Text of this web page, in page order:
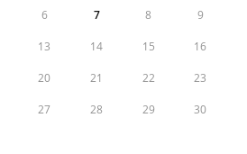
6 7 8 9
13 14 15 16
20 21 22 23
27 28 29 30